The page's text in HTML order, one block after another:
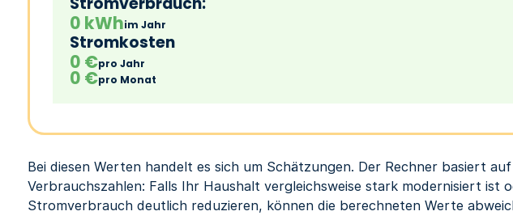
0 kWhim Jahr
Stromkosten
0 €pro Jahr
0 €pro Monat
Bei diesen Werten handelt es sich um Schätzungen. Der Rechner basiert
Verbrauchszahlen: Falls Ihr Haushalt vergleichsweise stark modernisiert ist
Stromverbrauch deutlich reduzieren, können die berechneten Werte